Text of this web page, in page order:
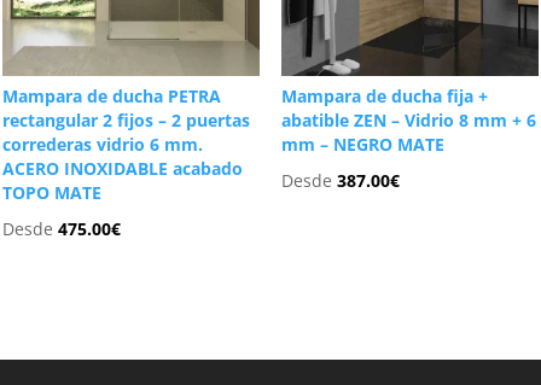
Mampara de ducha PETRA
rectangular 2 fijos – 2 puertas
correderas vidrio 6 mm.
ACERO INOXIDABLE acabado
TOPO MATE
Desde475.00€
Mampara de ducha fija +
abatible ZEN – Vidrio 8 mm + 6
mm – NEGRO MATE
Desde 387.00€